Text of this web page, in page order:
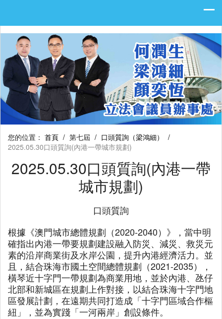
您的位置： 首頁 / 第七屆 / 口頭質詢（梁鴻細）
/
2025.05.30口頭質詢(內港一帶城市規劃)
2025.05.30口頭質詢(內港一帶
城市規劃)
口頭質詢
根據《澳門城市總體規劃（2020-2040）》，當中明
確指出內港一帶要規劃建設融入防災、減災、救災元
素的沿岸商業街及水岸公園，提升內港經濟活力。並
且，結合珠海市國土空間總體規劃（2021-2035），
橫琴近十字門一帶規劃為商業用地，並於內港、氹仔
北部和新城區在規劃上作對接，以結合珠海十字門地
區發展計劃，在遠期共同打造成「十字門區域合作樞
紐」，並為實踐「一河兩岸」創設條件。